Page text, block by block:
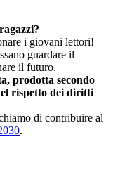
i giovani lettori!
guardare il
il futuro.
prodotta secondo
rispetto dei diritti
di contribuire al
.